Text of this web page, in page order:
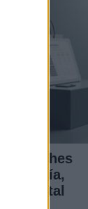
de coches
total